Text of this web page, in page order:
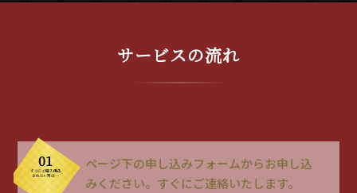
サービスの流れ
01
すぐにご購入申込
されたい方は…
ページ下の申し込みフォームからお申し込
みください。すぐにご連絡いたします。